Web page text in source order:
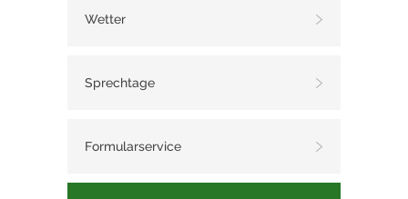
Wetter
Sprechtage
Formularservice